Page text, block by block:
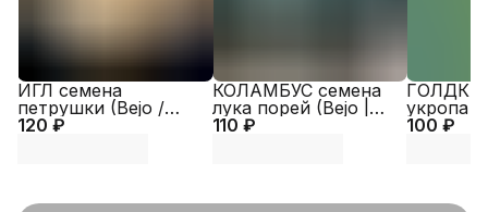
120 ₽
ИГЛ семена
петрушки (Bejo /
ALEXAGRO)
110 ₽
КОЛАМБУС семена
лука порей (Bejo |
Alexagro)
100 ₽
укропа
Alexagro)